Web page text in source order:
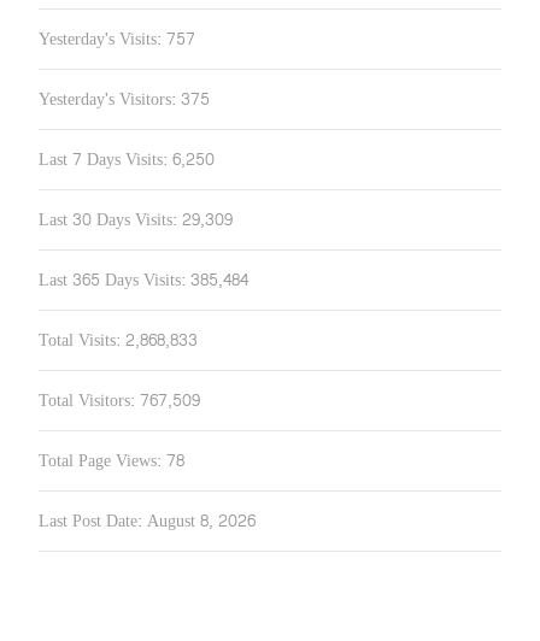
Yesterday's Visits: 757
Yesterday's Visitors: 375
Last 7 Days Visits: 6,250
Last 30 Days Visits: 29,309
Last 365 Days Visits: 385,484
Total Visits: 2,868,833
Total Visitors: 767,509
Total Page Views: 78
Last Post Date: August 8, 2026